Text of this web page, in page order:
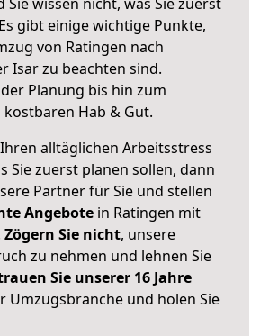
gibt einige wichtige Punkte,
von Ratingen nach
Isar zu beachten sind.
Planung bis hin zum
Hab & Gut.
alltäglichen Arbeitsstress
Sie zuerst planen sollen, dann
Partner für Sie und stellen
Angebote in Ratingen mit
Zögern Sie nicht, unsere
zu nehmen und lehnen Sie
Sie unserer 16 Jahre
Umzugsbranche und holen Sie